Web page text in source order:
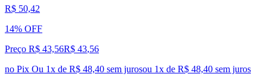
R$ 50,42
14% OFF
Preço R$ 43,56R$ 43,56
no Pix Ou 1x de R$ 48,40 sem jurosou 1x de R$ 48,40 sem juros